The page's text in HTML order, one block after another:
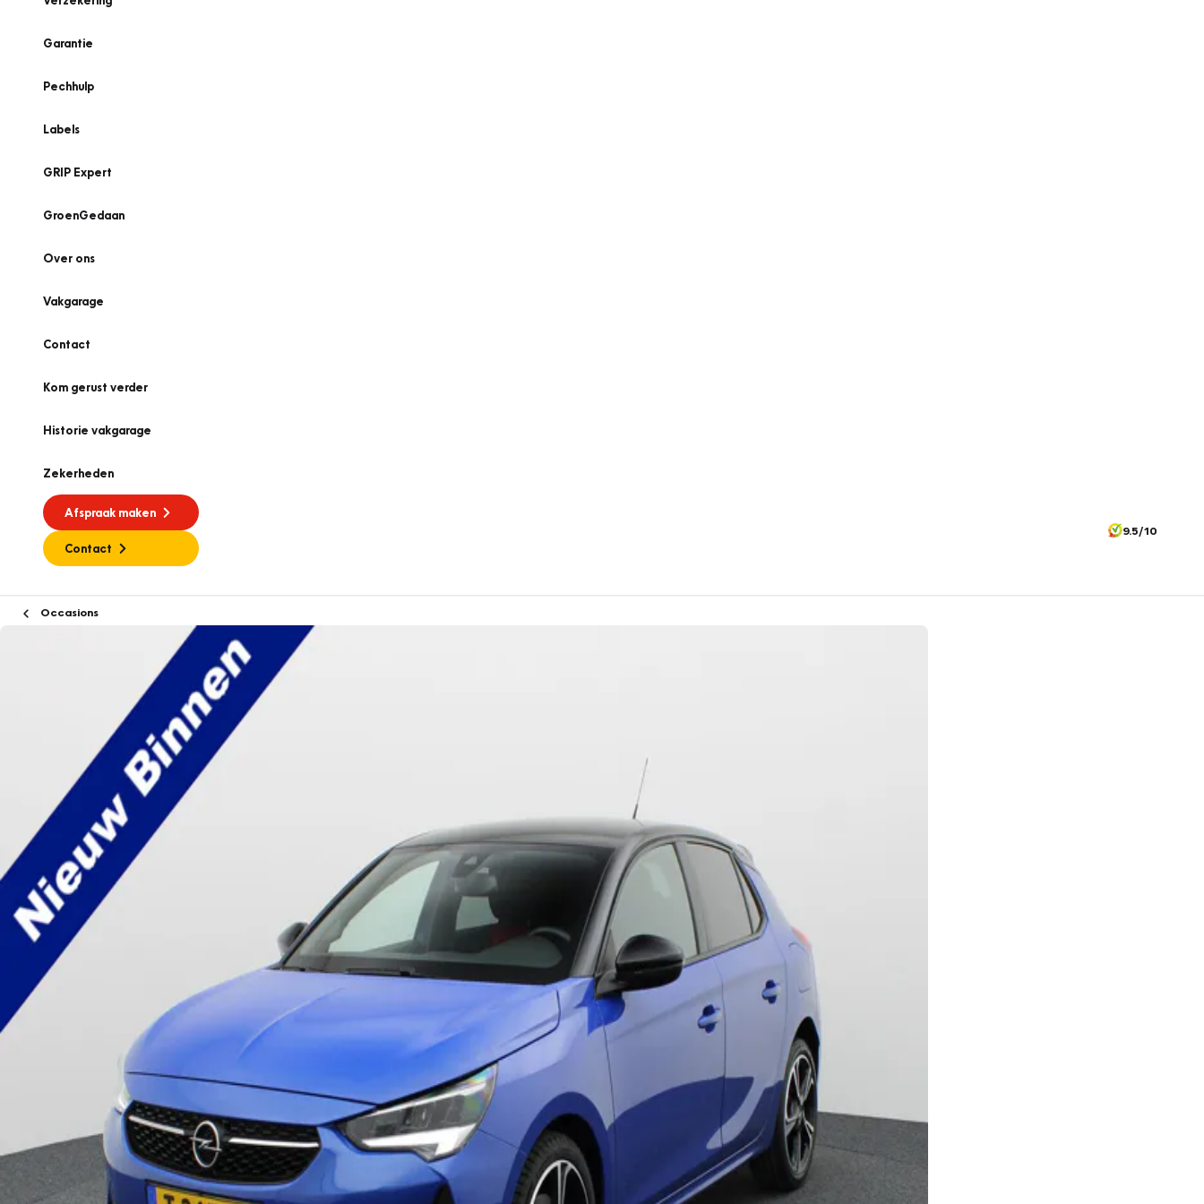
Garantie
Pechhulp
Labels
GRIP Expert
GroenGedaan
Over ons
Vakgarage
Contact
Kom gerust verder
Historie vakgarage
Zekerheden
Afspraak maken
Contact
9.5/10
Occasions